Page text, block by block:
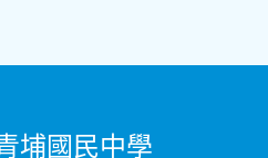
埔國民中學